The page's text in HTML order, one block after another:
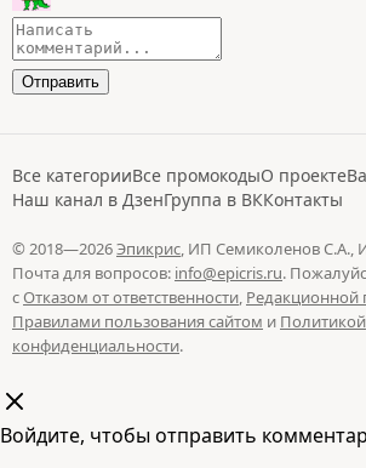
Все категорииВсе промокодыО проекте
Наш канал в ДзенГруппа в ВККонтакты
© 2018—2026Эпикрис, ИП Семиколенов С.А.,
Почта для вопросов: info@epicris.ru.
сОтказом от ответственности, Редакционной
Правилами пользования сайтом и Политикой
конфиденциальности.
Войдите, чтобы отправить